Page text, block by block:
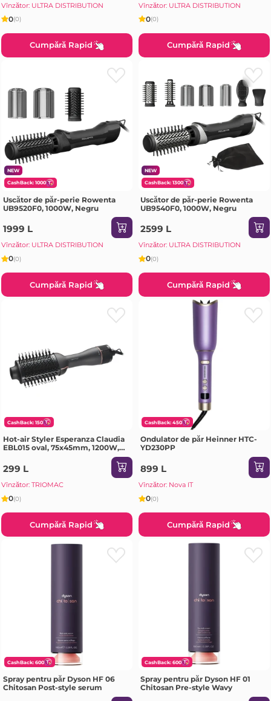
Vînzător: ULTRA DISTRIBUTION
0(0)
Cumpără Rapid
Vînzător: ULTRA DISTRIBUTION
0(0)
Cumpără Rapid
NEW
CashBack: 1000
Uscător de păr-perie Rowenta
UB9520F0, 1000W, Negru
1999 L
Vînzător: ULTRA DISTRIBUTION
0(0)
Cumpără Rapid
NEW
CashBack: 1300
Uscător de păr-perie Rowenta
UB9540F0, 1000W, Negru
2599 L
Vînzător: ULTRA DISTRIBUTION
0(0)
Cumpără Rapid
CashBack: 150
Hot-air Styler Esperanza Claudia
EBL015 oval, 75x45mm, 1200W,
approximately 180 cm, Styling
brush length: 11.5 cm, Brush
diameter r
299 L
Vînzător: TRIOMAC
0(0)
Cumpără Rapid
CashBack: 450
Ondulator de păr Heinner HTC-
YD230PP
899 L
Vînzător: Nova IT
0(0)
Cumpără Rapid
CashBack: 600
Spray pentru păr Dyson HF 06
Chitosan Post-style serum
CashBack: 600
Spray pentru păr Dyson HF 01
Chitosan Pre-style Wavy